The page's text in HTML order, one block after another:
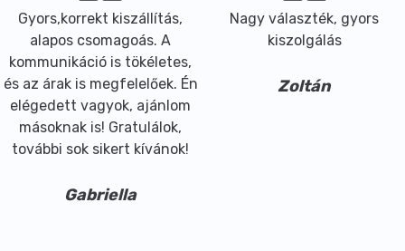
Gyors,korrekt kiszállítás,
alapos csomagoás. A
kommunikáció is tökéletes,
és az árak is megfelelőek. Én
elégedett vagyok, ajánlom
másoknak is! Gratulálok,
további sok sikert kívánok!
Gabriella
Nagy választék, gyors
kiszolgálás
Zoltán